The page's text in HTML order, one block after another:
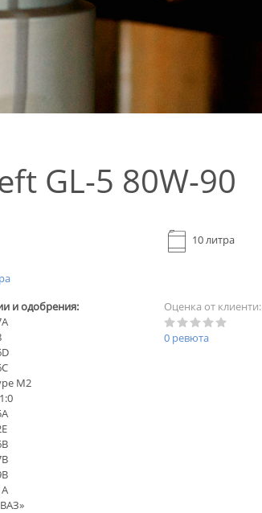
GL-5 80W-90
10 литра
и одобрения:
M2
Оценка от клиенти:
0 ревюта